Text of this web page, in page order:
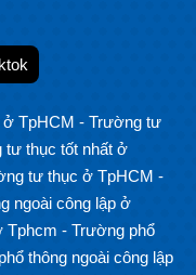
ở TpHCM - Trường tư
tư thục tốt nhất ở
tư thục ở TpHCM -
ngoài công lập ở
Tphcm - Trường phổ
thông ngoài công lập